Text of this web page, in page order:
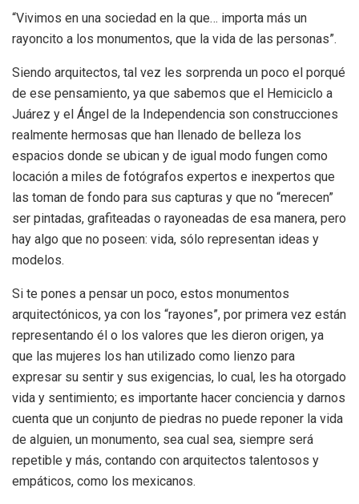
“Vivimos en una sociedad en la que… importa más un
rayoncito a los monumentos, que la vida de las personas”.
Siendo arquitectos, tal vez les sorprenda un poco el porqué
de ese pensamiento, ya que sabemos que el Hemiciclo a
Juárez y el Ángel de la Independencia son construcciones
realmente hermosas que han llenado de belleza los
espacios donde se ubican y de igual modo fungen como
locación a miles de fotógrafos expertos e inexpertos que
las toman de fondo para sus capturas y que no “merecen”
ser pintadas, grafiteadas o rayoneadas de esa manera, pero
hay algo que no poseen: vida, sólo representan ideas y
modelos.
Si te pones a pensar un poco, estos monumentos
arquitectónicos, ya con los “rayones”, por primera vez están
representando él o los valores que les dieron origen, ya
que las mujeres los han utilizado como lienzo para
expresar su sentir y sus exigencias, lo cual, les ha otorgado
vida y sentimiento; es importante hacer conciencia y darnos
cuenta que un conjunto de piedras no puede reponer la vida
de alguien, un monumento, sea cual sea, siempre será
repetible y más, contando con arquitectos talentosos y
empáticos, como los mexicanos.